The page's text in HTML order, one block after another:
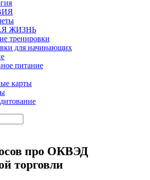
ЖИЗНЬ
тренировки
для начинающих
питание
карты
про ОКВЭД
торговли